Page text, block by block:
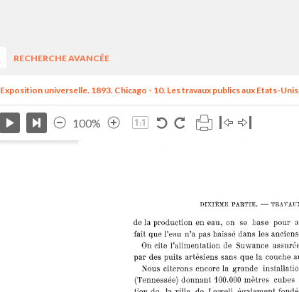
RECHERCHE AVANCÉE
Exposition universelle. 1893. Chicago - 10. Les travaux publics aux Etats-Unis
100%